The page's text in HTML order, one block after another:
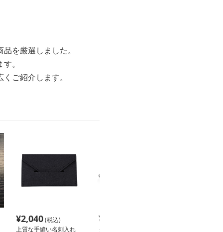
を厳選しました。
。
ご紹介します。
¥2,040(税込)
上質な手縫い名刺入れ
¥
クロスデザイン 高級名